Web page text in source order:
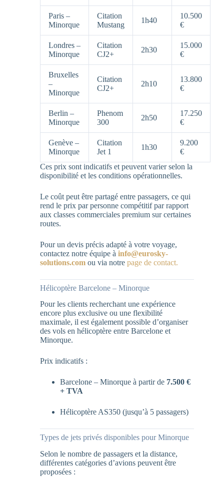
Paris –
Minorque
Citation
Mustang
1h40
10.500
€
Londres –
Minorque
Citation
CJ2+
2h30
15.000
€
Bruxelles
–
Minorque
Citation
CJ2+
2h10
13.800
€
Berlin –
Minorque
Phenom
300
2h50
17.250
€
Genève –
Minorque
Citation
Jet 1
1h30
9.200
€
Ces prix sont indicatifs et peuvent varier selon la
disponibilité et les conditions opérationnelles.
Le coût peut être partagé entre passagers, ce qui
rend le prix par personne compétitif par rapport
aux classes commerciales premium sur certaines
routes.
Pour un devis précis adapté à votre voyage,
contactez notre équipe à info@eurosky-
solutions.com ou via notre page de contact.
Hélicoptère Barcelone – Minorque
Pour les clients recherchant une expérience
encore plus exclusive ou une flexibilité
maximale, il est également possible d’organiser
des vols en hélicoptère entre Barcelone et
Minorque.
Prix indicatifs :
Barcelone – Minorque à partir de 7.500 €
+ TVA
Hélicoptère AS350 (jusqu’à 5 passagers)
Types de jets privés disponibles pour Minorque
Selon le nombre de passagers et la distance,
différentes catégories d’avions peuvent être
proposées :